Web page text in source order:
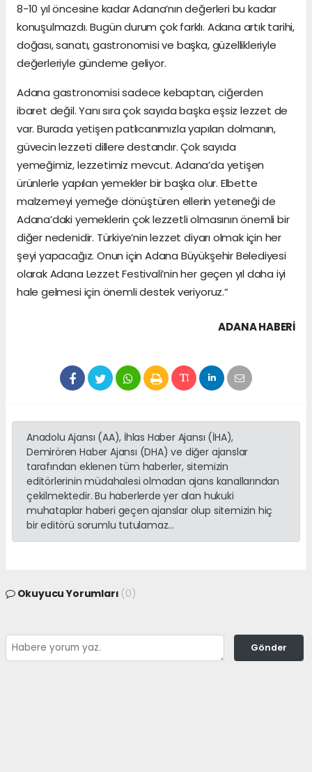
8-10 yıl öncesine kadar Adana’nın değerleri bu kadar
konuşulmazdı. Bugün durum çok farklı. Adana artık tarihi,
doğası, sanatı, gastronomisi ve başka, güzellikleriyle
değerleriyle gündeme geliyor.
Adana gastronomisi sadece kebaptan, ciğerden
ibaret değil. Yanı sıra çok sayıda başka eşsiz lezzet de
var. Burada yetişen patlıcanımızla yapılan dolmanın,
güvecin lezzeti dillere destandır. Çok sayıda
yemeğimiz, lezzetimiz mevcut. Adana’da yetişen
ürünlerle yapılan yemekler bir başka olur. Elbette
malzemeyi yemeğe dönüştüren ellerin yeteneği de
Adana’daki yemeklerin çok lezzetli olmasının önemli bir
diğer nedenidir. Türkiye’nin lezzet diyarı olmak için her
şeyi yapacağız. Onun için Adana Büyükşehir Belediyesi
olarak Adana Lezzet Festivali’nin her geçen yıl daha iyi
hale gelmesi için önemli destek veriyoruz.”
ADANA HABERİ
Anadolu Ajansı (AA), İhlas Haber Ajansı (İHA),
Demirören Haber Ajansı (DHA) ve diğer ajanslar
tarafından eklenen tüm haberler, sitemizin
editörlerinin müdahalesi olmadan ajans kanallarından
çekilmektedir. Bu haberlerde yer alan hukuki
muhataplar haberi geçen ajanslar olup sitemizin hiç
bir editörü sorumlu tutulamaz...
Okuyucu Yorumları (0)
Gönder